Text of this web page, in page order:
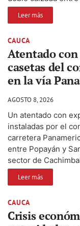
Leer más
CAUCA
Atentado
casetas del
en la vía
AGOSTO 8, 2026
Un atentado con
instaladas por el
carretera
entre Popayán y
sector de
Leer más
CAUCA
Crisis